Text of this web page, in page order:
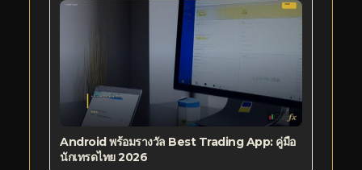
Android พร้อมรางวัล Best Trading App: คู่มือ
นักเทรดไทย 2026